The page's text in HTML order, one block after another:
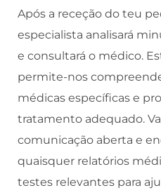
Após a receção do teu
especialista analisará
e consultará o médico.
permite-nos
médicas específicas e
tratamento adequado.
comunicação aberta e
quaisquer relatórios
testes relevantes para